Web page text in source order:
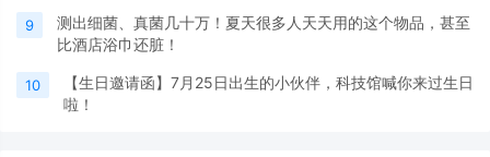
9
测出细菌、真菌几十万！夏天很多人天天用的这个物品，甚至
比酒店浴巾还脏！
10
【生日邀请函】7月25日出生的小伙伴，科技馆喊你来过生日
啦！